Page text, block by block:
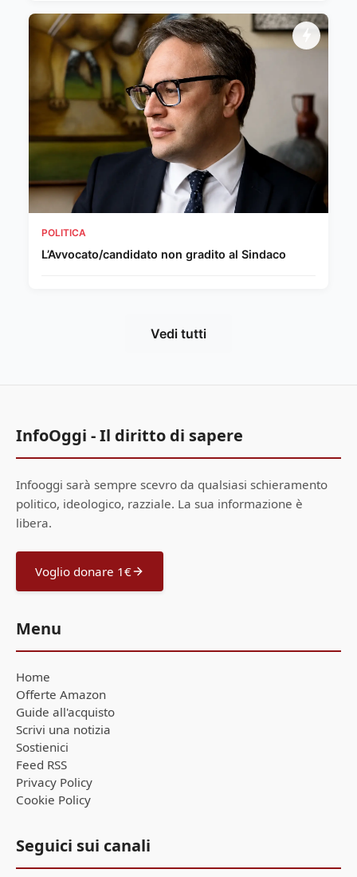
POLITICA
L’Avvocato/candidato non gradito al Sindaco
Vedi tutti
InfoOggi - Il diritto di sapere
Infooggi sarà sempre scevro da qualsiasi schieramento
politico, ideologico, razziale. La sua informazione è
libera.
Voglio donare 1€
Menu
Home
Offerte Amazon
Guide all'acquisto
Scrivi una notizia
Sostienici
Feed RSS
Privacy Policy
Cookie Policy
Seguici sui canali